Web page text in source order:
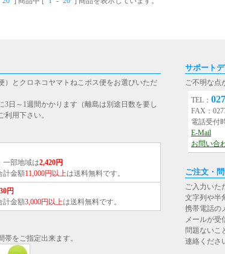
）とクロネコヤマトねこポス便をお選びいただ
3日～1週間かかります（離島は別途日数を要し
用下さい。
一部地域は2,420円
計金額11,000円以上は送料無料です。
円
計金額3,000円以上は送料無料です。
をご指定出来ます。
サポート
ご不明な点
TEL：
FAX：
電話受付
E-Mail
お問い合
ご注文・
ご入力いた
文字列や半
携帯電話の
メールが受
問題ないこ
連絡くださ